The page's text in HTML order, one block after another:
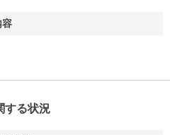
容
する状況